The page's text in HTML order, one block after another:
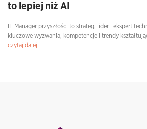
to lepiej niż AI
IT Manager przyszłości to strateg, lider i ekspert
kluczowe wyzwania, kompetencje i trendy
czytaj dalej